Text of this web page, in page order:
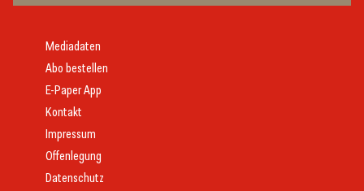
Mediadaten
Abo bestellen
E-Paper App
Kontakt
Impressum
Offenlegung
Datenschutz